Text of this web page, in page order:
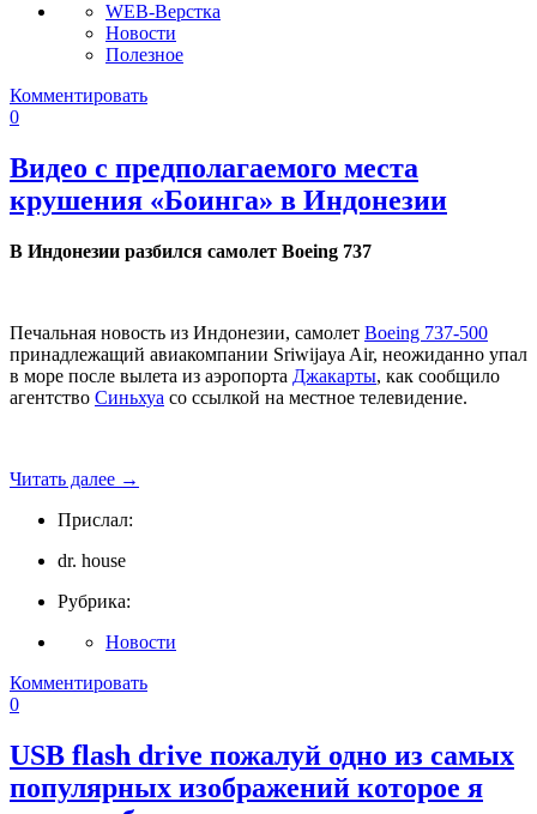
WEB-Верстка
Новости
Полезное
Комментировать
0
Видео с предполагаемого места
крушения «Боинга» в Индонезии
В Индонезии разбился самолет Boeing 737
Печальная новость из Индонезии, самолет Boeing 737-500
принадлежащий авиакомпании Sriwijaya Air, неожиданно упал
в море после вылета из аэропорта Джакарты, как сообщило
агентство Синьхуа со ссылкой на местное телевидение.
Читать далее →
Прислал:
dr. house
Рубрика:
Новости
Комментировать
0
USB flash drive пожалуй одно из самых
популярных изображений которое я